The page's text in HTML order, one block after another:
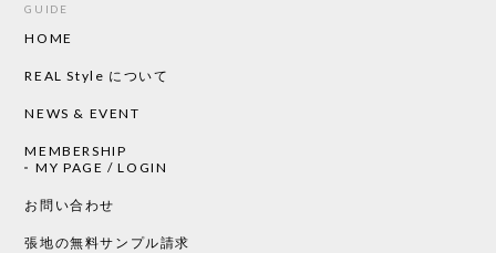
GUIDE
HOME
REAL Style について
NEWS & EVENT
MEMBERSHIP
MY PAGE / LOGIN
お問い合わせ
張地の無料サンプル請求